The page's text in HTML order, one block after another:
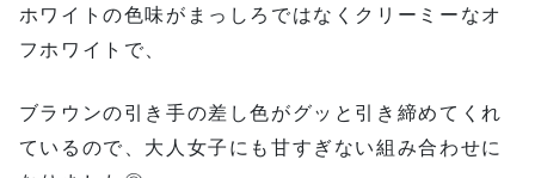
ホワイトの色味がまっしろではなくクリーミーなオ
フホワイトで、
ブラウンの引き手の差し色がグッと引き締めてくれ
ているので、大人女子にも甘すぎない組み合わせに